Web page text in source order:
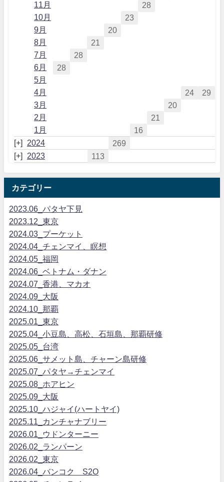
11月
28
10月
23
9月
20
8月
21
7月
28
6月
28
5月
29
4月
24
3月
20
2月
21
1月
16
2024
269
2023
113
カテゴリー
2023.06_パタヤ下見
2023.12_東京
2024.03_プーケット
2024.04_チェンマイ、瞑想
2024.05_福岡
2024.06_ベトナム・ダナン
2024.07_香港、マカオ
2024.09_大阪
2024.10_那覇
2025.01_東京
2025.04_小豆島、高松、石垣島、那覇研修
2025.05_台湾
2025.06_サメット島、チャーン島研修
2025.07_パタヤ→チェンマイ
2025.08_ホアヒン
2025.09_大阪
2025.10_ハジャイ(ハートヤイ)
2025.11_カンチャナブリー
2026.01_ウドンターニー
2026.02_ランパーン
2026.02_東京
2026.04_バンコク S2O